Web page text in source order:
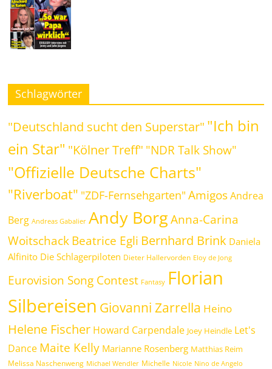
Schlagwörter
"Deutschland sucht den Superstar" "Ich bin
ein Star" "Kölner Treff" "NDR Talk Show"
"Offizielle Deutsche Charts"
"Riverboat" "ZDF-Fernsehgarten" Amigos Andrea
Berg Andreas Gabalier Andy Borg Anna-Carina
WoitschackBeatrice Egli Bernhard Brink Daniela
Alfinito Die Schlagerpiloten Dieter Hallervorden Eloy de Jong
Eurovision Song Contest Fantasy Florian
Silbereisen Giovanni Zarrella Heino
Helene Fischer Howard Carpendale Joey Heindle Let's
Dance Maite Kelly Marianne Rosenberg Matthias Reim
Melissa Naschenweng Michael Wendler Michelle Nicole Nino de Angelo